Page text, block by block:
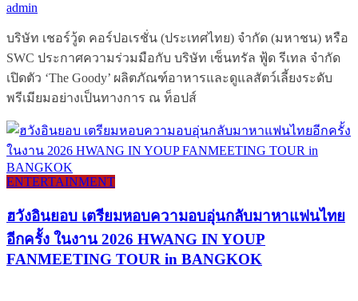
admin
บริษัท เชอร์วู้ด คอร์ปอเรชั่น (ประเทศไทย) จำกัด (มหาชน) หรือ
SWC ประกาศความร่วมมือกับ บริษัท เซ็นทรัล ฟู้ด รีเทล จำกัด
เปิดตัว ‘The Goody’ ผลิตภัณฑ์อาหารและดูแลสัตว์เลี้ยงระดับ
พรีเมียมอย่างเป็นทางการ ณ ท็อปส์
ENTERTAINMENT
ฮวังอินยอบ เตรียมหอบความอบอุ่นกลับมาหาแฟนไทย
อีกครั้ง ในงาน 2026 HWANG IN YOUP
FANMEETING TOUR in BANGKOK